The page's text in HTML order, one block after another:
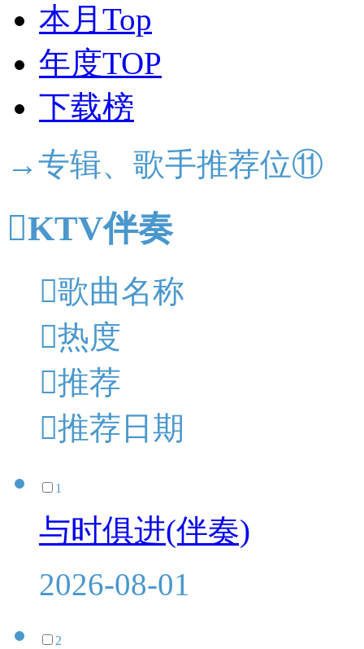
本月Top
年度TOP
下载榜
→专辑、歌手推荐位⑪
KTV伴奏
歌曲名称
热度
推荐
推荐日期
1
与时俱进(伴奏)
2026-08-01
2